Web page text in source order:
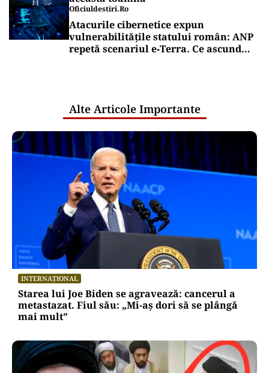
ACTUALITATE
Primele două barje, scufundate cu
succes în Dunăre. Radu Miruță: „Este o
procedură lentă pentru a se așeza cât
piața valutară fără să consulte BCE
Vin scumpirile la energie: cum ar
putea arăta facturile românilor din
această toamnă
Oficiuldestiri.ro
Atacurile cibernetice expun
vulnerabilitățile statului român: ANP
repetă scenariul e‑Terra. Ce ascund
comunicările oficiale și cine răspunde
pentru mentenanța IT a instituțiilor
publice
Alte Articole Importante